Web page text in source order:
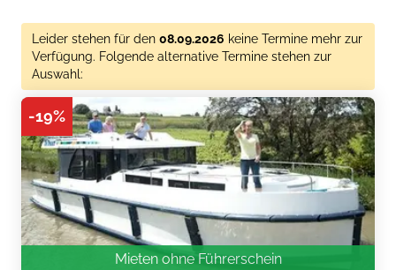
Leider stehen für den 08.09.2026 keine Termine mehr zur
Verfügung. Folgende alternative Termine stehen zur
Auswahl:
-19%
Mieten ohne Führerschein